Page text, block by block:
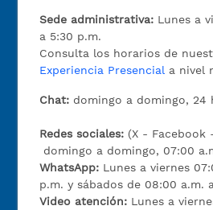
Sede administrativa: Lunes a
a 5:30 p.m.
Consulta los horarios de
Experiencia Presencial a nivel
Chat: domingo a domingo, 24
Redes sociales: (X - Facebook
domingo a domingo, 07:00
WhatsApp: Lunes a viernes
p.m. y sábados de 08:00 a.m.
Video atención: Lunes a